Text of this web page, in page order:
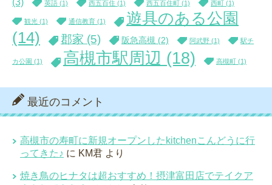
英語 (1) 西五百住 (1) 西五百住町 (1) 西町 (1)
観光 (1) 通信教育 (1)
遊具のある公園
(14)
郡家 (5) 阪急高槻 (2) 阿武野 (1) 駅チ
カ公園 (1) 高槻市駅周辺 (18) 高槻町 (1)
最近のコメント
高槻市の寿町に新規オープンしたkitchenこんどうに行
ってきた♪ に KM君 より
焼き鳥のヒナタは超おすすめ！摂津富田店でテイクア